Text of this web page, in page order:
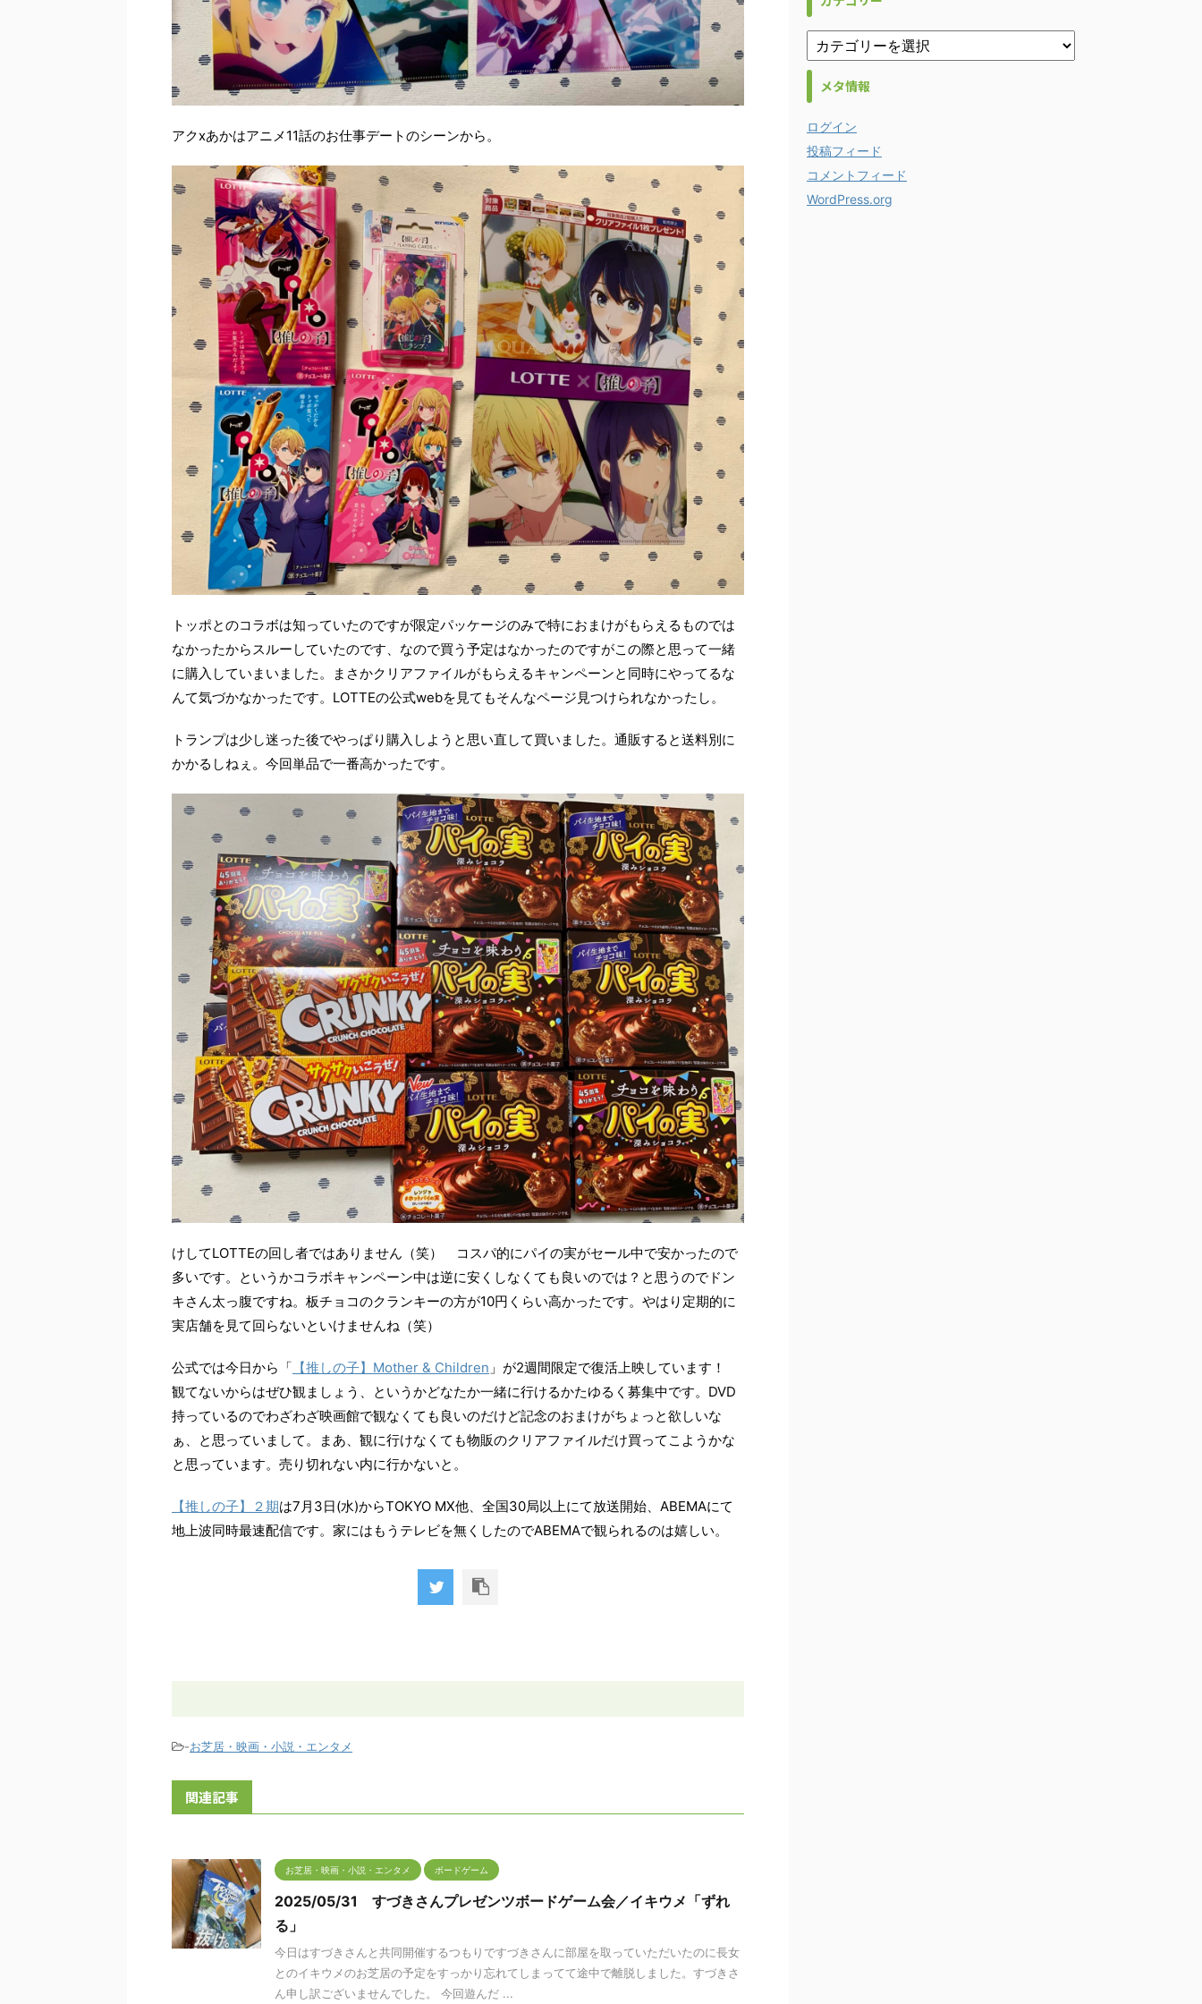
アクxあかはアニメ11話のお仕事デートのシーンから。
トッポとのコラボは知っていたのですが限定パッケージのみで特におまけがもらえるものでは
なかったからスルーしていたのです、なので買う予定はなかったのですがこの際と思って一緒
に購入していまいました。まさかクリアファイルがもらえるキャンペーンと同時にやってるな
んて気づかなかったです。LOTTEの公式webを見てもそんなページ見つけられなかったし。
トランプは少し迷った後でやっぱり購入しようと思い直して買いました。通販すると送料別に
かかるしねぇ。今回単品で一番高かったです。
けしてLOTTEの回し者ではありません（笑） コスパ的にパイの実がセール中で安かったので
多いです。というかコラボキャンペーン中は逆に安くしなくても良いのでは？と思うのでドン
キさん太っ腹ですね。板チョコのクランキーの方が10円くらい高かったです。やはり定期的に
実店舗を見て回らないといけませんね（笑）
公式では今日から「 【推しの子】Mother & Children 」が2週間限定で復活上映しています！
観てないからはぜひ観ましょう、というかどなたか一緒に行けるかたゆるく募集中です。DVD
持っているのでわざわざ映画館で観なくても良いのだけど記念のおまけがちょっと欲しいな
ぁ、と思っていまして。まあ、観に行けなくても物販のクリアファイルだけ買ってこようかな
と思っています。売り切れない内に行かないと。
【推しの子】２期は7月3日(水)からTOKYO MX他、全国30局以上にて放送開始、ABEMAにて
地上波同時最速配信です。家にはもうテレビを無くしたのでABEMAで観られるのは嬉しい。
-お芝居・映画・小説・エンタメ
関連記事
お芝居・映画・小説・エンタメ ボードゲーム
2025/05/31 すづきさんプレゼンツボードゲーム会／イキウメ「ずれ
る」
今日はすづきさんと共同開催するつもりですづきさんに部屋を取っていただいたのに長女
とのイキウメのお芝居の予定をすっかり忘れてしまってて途中で離脱しました。すづきさ
ん申し訳ございませんでした。 今回遊んだ ...
メタ情報
ログイン
投稿フィード
コメントフィード
WordPress.org